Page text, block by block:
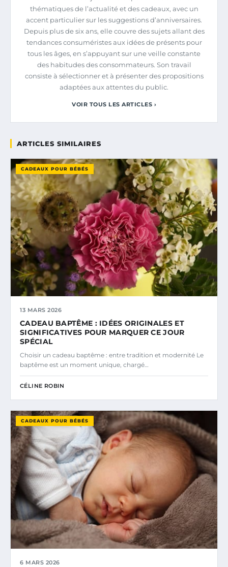
thématiques de l’actualité et des cadeaux, avec un
accent particulier sur les suggestions d’anniversaires.
Depuis plus de six ans, elle couvre des sujets allant des
tendances consuméristes aux idées de présents pour
tous les âges, en s’appuyant sur une veille constante
des habitudes des consommateurs. Son travail
consiste à sélectionner et à présenter des propositions
adaptées aux attentes du public.
VOIR TOUS LES ARTICLES ›
ARTICLES SIMILAIRES
CADEAUX POUR BÉBÉS
13 MARS 2026
CADEAU BAPTÊME : IDÉES ORIGINALES ET
SIGNIFICATIVES POUR MARQUER CE JOUR
SPÉCIAL
Choisir un cadeau baptême : entre tradition et modernité Le
baptême est un moment unique, chargé…
CÉLINE ROBIN
CADEAUX POUR BÉBÉS
6 MARS 2026